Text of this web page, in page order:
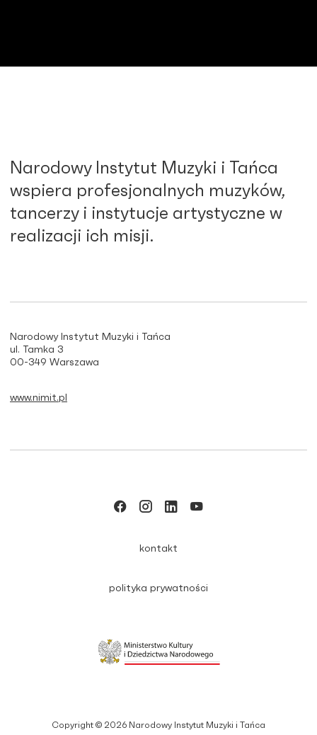
Narodowy Instytut Muzyki i Tańca
wspiera profesjonalnych muzyków,
tancerzy i instytucje artystyczne w
realizacji ich misji.
Narodowy Instytut Muzyki i Tańca
ul. Tamka 3
00-349 Warszawa
www.nimit.pl
Copyright © 2026 Narodowy Instytut Muzyki i Tańca
kontakt
polityka prywatności